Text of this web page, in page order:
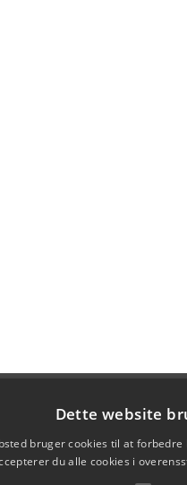
Dette website
bruger cookies til at
du alle cookies i